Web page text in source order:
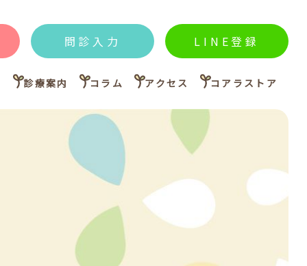
問診入力 LINE登録
診療案内 コラム アクセス コアラストア